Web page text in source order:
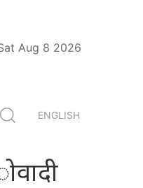
Sat Aug 8 2026
ENGLISH